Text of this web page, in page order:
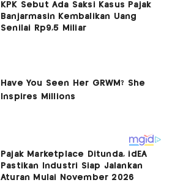
KPK Sebut Ada Saksi Kasus Pajak
Banjarmasin Kembalikan Uang
Senilai Rp9,5 Miliar
Pajak Marketplace Ditunda, idEA
Pastikan Industri Siap Jalankan
Aturan Mulai November 2026